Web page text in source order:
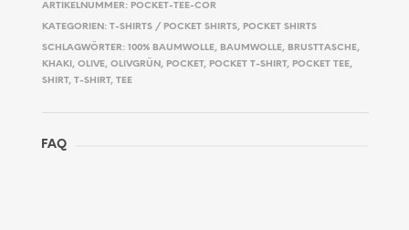
ARTIKELNUMMER: POCKET-TEE-COR
KATEGORIEN: T-SHIRTS / POCKET SHIRTS, POCKET SHIRTS
SCHLAGWÖRTER: 100% BAUMWOLLE, BAUMWOLLE, BRUSTTASCHE,
KHAKI , OLIVE, OLIVGRÜN , POCKET, POCKET T-SHIRT, POCKET TEE,
SHIRT, T-SHIRT, TEE
FAQ